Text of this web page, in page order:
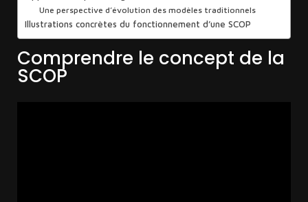
Une perspective d’évolution des modèles traditionnels
Illustrations concrètes du fonctionnement d’une SCOP
Comprendre le concept de la
SCOP